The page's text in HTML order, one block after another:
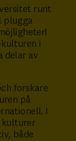
runt
plugga
kulturen i
delar av
forskare
på
I
kulturer
både